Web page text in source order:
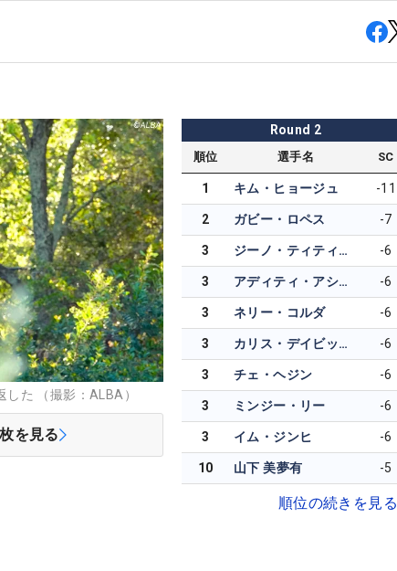
た （撮影：ALBA）
枚を見る
Round 2
順位 選手名 SC
1 キム・ヒョージュ -11
2 ガビー・ロペス -7
3 ジーノ・ティティクル -6
3 アディティ・アショク -6
3 ネリー・コルダ -6
3 カリス・デイビッドソン -6
3 チェ・ヘジン -6
3 ミンジー・リー -6
3 イム・ジンヒ -6
10 山下 美夢有 -5
順位の続きを見る